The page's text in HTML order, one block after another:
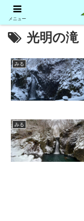
光明の滝
みる
みる
メニュー